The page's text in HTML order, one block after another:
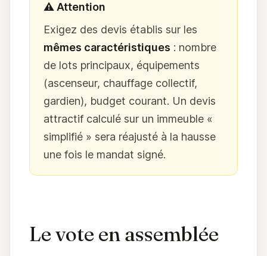
⚠️ Attention
Exigez des devis établis sur les
mêmes caractéristiques : nombre
de lots principaux, équipements
(ascenseur, chauffage collectif,
gardien), budget courant. Un devis
attractif calculé sur un immeuble «
simplifié » sera réajusté à la hausse
une fois le mandat signé.
Le vote en assemblée